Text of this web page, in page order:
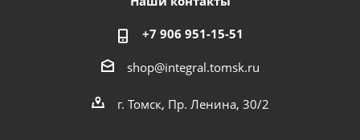
+7 906 951-15-51
shop@integral.tomsk.ru
г. Томск, Пр. Ленина, 30/2